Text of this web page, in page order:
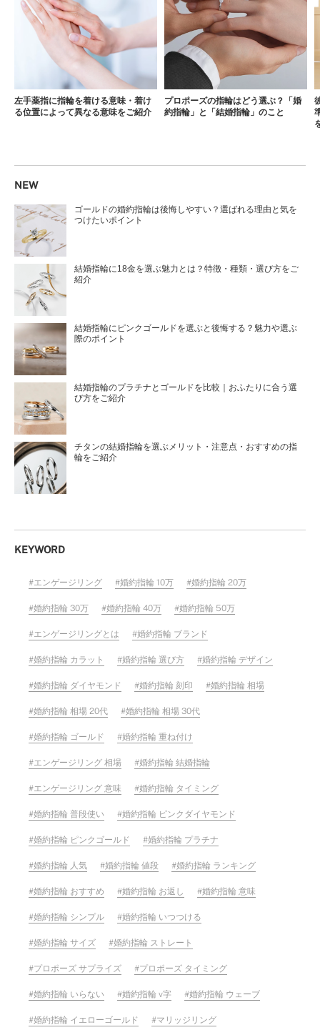
左手薬指に指輪を着ける意味・着け
る位置によって異なる意味をご紹介
プロポーズの指輪はどう選ぶ？「婚
約指輪」と「結婚指輪」のこと
NEW
ゴールドの婚約指輪は後悔しやすい？選ばれる理由と気を
つけたいポイント
結婚指輪に18金を選ぶ魅力とは？特徴・種類・選び方をご
紹介
結婚指輪にピンクゴールドを選ぶと後悔する？魅力や選ぶ
際のポイント
結婚指輪のプラチナとゴールドを比較｜おふたりに合う選
び方をご紹介
チタンの結婚指輪を選ぶメリット・注意点・おすすめの指
輪をご紹介
KEYWORD
エンゲージリング 婚約指輪 10万 婚約指輪 20万
婚約指輪 30万 婚約指輪 40万 婚約指輪 50万
エンゲージリングとは 婚約指輪 ブランド
婚約指輪 カラット 婚約指輪 選び方 婚約指輪 デザイン
婚約指輪 ダイヤモンド 婚約指輪 刻印 婚約指輪 相場
婚約指輪 相場 20代 婚約指輪 相場 30代
婚約指輪 ゴールド 婚約指輪 重ね付け
エンゲージリング 相場 婚約指輪 結婚指輪
エンゲージリング 意味 婚約指輪 タイミング
婚約指輪 普段使い 婚約指輪 ピンクダイヤモンド
婚約指輪 ピンクゴールド 婚約指輪 プラチナ
婚約指輪 人気 婚約指輪 値段 婚約指輪 ランキング
婚約指輪 おすすめ 婚約指輪 お返し 婚約指輪 意味
婚約指輪 シンプル 婚約指輪 いつつける
婚約指輪 サイズ 婚約指輪 ストレート
プロポーズ サプライズ プロポーズ タイミング
婚約指輪 いらない 婚約指輪 v字 婚約指輪 ウェーブ
婚約指輪 イエローゴールド マリッジリング